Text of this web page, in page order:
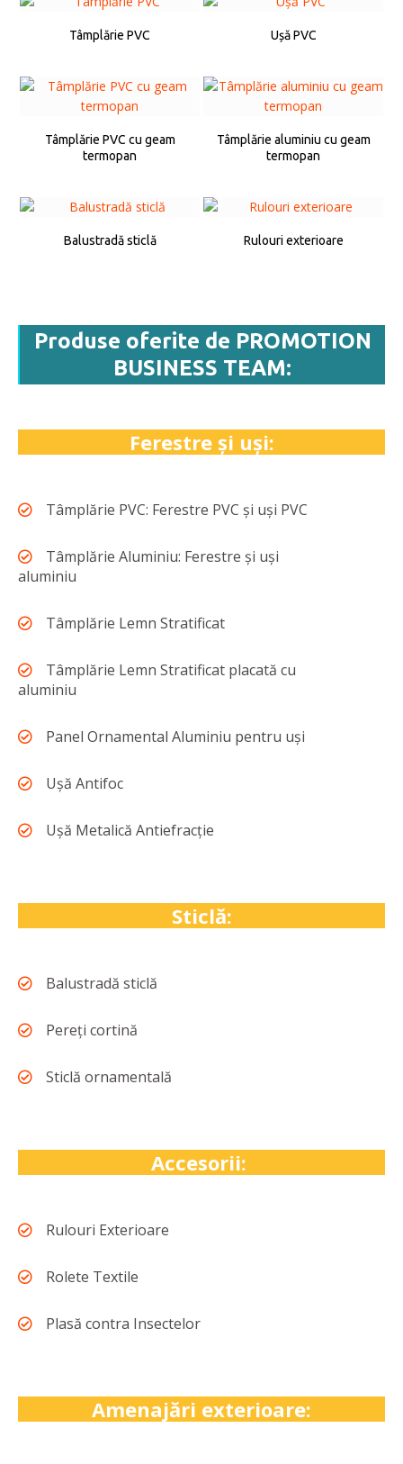
Tâmplărie PVC Ușă PVC
Tâmplărie PVC cu geam
termopan
Tâmplărie aluminiu cu geam
termopan
Balustradă sticlă Rulouri exterioare
Produse oferite de PROMOTION
BUSINESS TEAM:
Ferestre și uși:
Tâmplărie PVC: Ferestre PVC și uși PVC
Tâmplărie Aluminiu: Ferestre și uși
aluminiu
Tâmplărie Lemn Stratificat
Tâmplărie Lemn Stratificat placată cu
aluminiu
Panel Ornamental Aluminiu pentru uși
Ușă Antifoc
Ușă Metalică Antiefracție
Sticlă:
Balustradă sticlă
Pereți cortină
Sticlă ornamentală
Accesorii:
Rulouri Exterioare
Rolete Textile
Plasă contra Insectelor
Amenajări exterioare: